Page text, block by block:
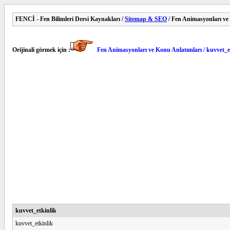
FENCİ - Fen Bilimleri Dersi Kaynakları /Sitemap & SEO / Fen Animasyonları
Orijinali görmek için : Fen Animasyonları ve Konu Anlatımları /
kuvvet_etkinlik
kuvvet_etkinlik